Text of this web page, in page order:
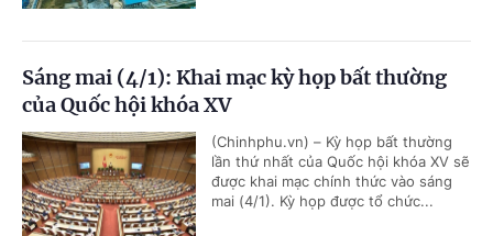
Sáng mai (4/1): Khai mạc kỳ họp bất thường
của Quốc hội khóa XV
(Chinhphu.vn) – Kỳ họp bất thường
lần thứ nhất của Quốc hội khóa XV sẽ
được khai mạc chính thức vào sáng
mai (4/1). Kỳ họp được tổ chức...